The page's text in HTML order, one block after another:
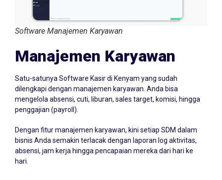
Software Manajemen Karyawan
Manajemen Karyawan
dilengkapi dengan manajemen karyawan. Anda bisa
mengelola absensi, cuti, liburan, sales target, komisi, hingga
penggajian (payroll).
bisnis Anda semakin terlacak dengan laporan log aktivitas,
absensi, jam kerja hingga pencapaian mereka dari hari ke
hari.